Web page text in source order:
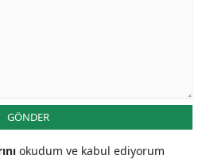
GÖNDER
okudum ve kabul ediyorum